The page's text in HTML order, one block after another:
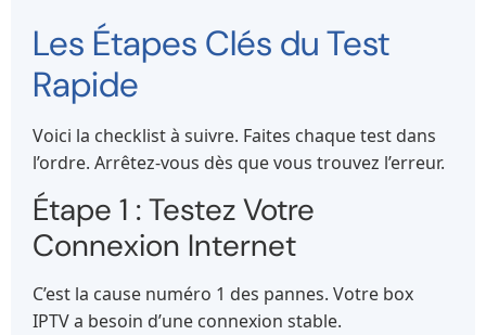
Les Étapes Clés du Test
Rapide
Voici la checklist à suivre. Faites chaque test dans
l’ordre. Arrêtez-vous dès que vous trouvez l’erreur.
Étape 1 : Testez Votre
Connexion Internet
C’est la cause numéro 1 des pannes. Votre box
IPTV a besoin d’une connexion stable.